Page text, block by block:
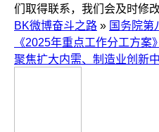
们取得联系，我们会及时修改
BK微博奋斗之路 » 国务院第
《2025年重点工作分工方案
聚焦扩大内需、制造业创新